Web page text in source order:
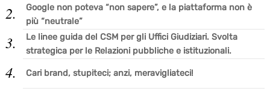
Google non poteva “non sapere”, e la piattaforma non è
più “neutrale”
Le linee guida del CSM per gli Uffici Giudiziari. Svolta
strategica per le Relazioni pubbliche e istituzionali.
Cari brand, stupiteci; anzi, meravigliateci!
Search